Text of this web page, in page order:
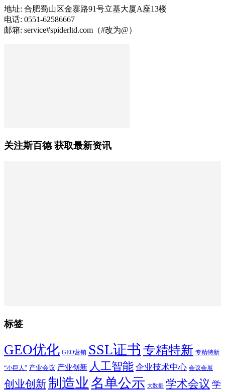
地址: 合肥蜀山区金寨路91号立基大厦A座13楼
电话: 0551-62586667
邮箱: service#spiderltd.com（#改为@）
关注斯百德 获取最新资讯
标签
GEO优化 GEO营销 SSL证书 专精特新 专精特新
“小巨人” 产业会议 产业创新 人工智能 企业技术中心 会议会展
创业创新制造业 名单公示 大数据 学术会议 学